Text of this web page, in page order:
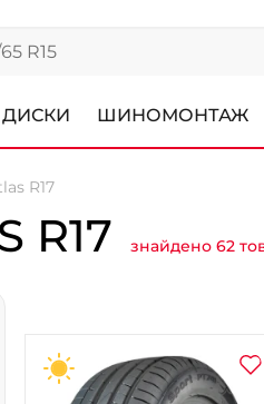
ДИСКИ ШИНОМОНТАЖ
R17
R17 знайдено 62